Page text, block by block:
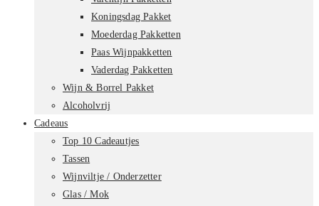
Koningsdag Pakket
Moederdag Pakketten
Paas Wijnpakketten
Vaderdag Pakketten
Wijn & Borrel Pakket
Alcoholvrij
Cadeaus
Top 10 Cadeautjes
Tassen
Wijnviltje / Onderzetter
Glas / Mok